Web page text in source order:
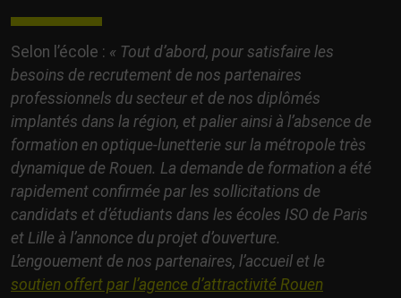
Selon l’école : « Tout d’abord, pour satisfaire les
besoins de recrutement de nos partenaires
professionnels du secteur et de nos diplômés
implantés dans la région, et palier ainsi à l’absence de
formation en optique-lunetterie sur la métropole très
dynamique de Rouen. La demande de formation a été
rapidement confirmée par les sollicitations de
candidats et d’étudiants dans les écoles ISO de Paris
et Lille à l’annonce du projet d’ouverture.
L’engouement de nos partenaires, l’accueil et le
soutien offert par l’agence d’attractivité Rouen